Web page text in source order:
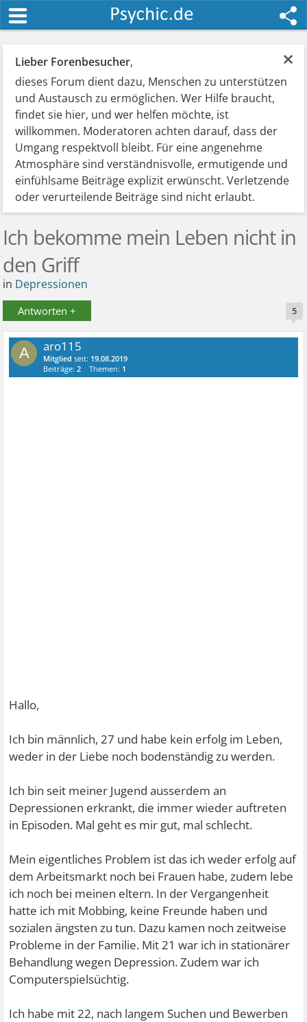
×
Lieber Forenbesucher,
dieses Forum dient dazu, Menschen zu unterstützen
und Austausch zu ermöglichen. Wer Hilfe braucht,
findet sie hier, und wer helfen möchte, ist
willkommen. Moderatoren achten darauf, dass der
Umgang respektvoll bleibt. Für eine angenehme
Atmosphäre sind verständnisvolle, ermutigende und
einfühlsame Beiträge explizit erwünscht. Verletzende
oder verurteilende Beiträge sind nicht erlaubt.
Ich bekomme mein Leben nicht in
den Griff
in Depressionen
Antworten + 5
A aro115
Mitglied seit: 19.08.2019
Beiträge:2 Themen: 1
Hallo,
Ich bin männlich, 27 und habe kein erfolg im Leben,
weder in der Liebe noch bodenständig zu werden.
Ich bin seit meiner Jugend ausserdem an
Depressionen erkrankt, die immer wieder auftreten
in Episoden. Mal geht es mir gut, mal schlecht.
Mein eigentliches Problem ist das ich weder erfolg auf
dem Arbeitsmarkt noch bei Frauen habe, zudem lebe
ich noch bei meinen eltern. In der Vergangenheit
hatte ich mit Mobbing, keine Freunde haben und
sozialen ängsten zu tun. Dazu kamen noch zeitweise
Probleme in der Familie. Mit 21 war ich in stationärer
Behandlung wegen Depression. Zudem war ich
Computerspielsüchtig.
Ich habe mit 22, nach langem Suchen und Bewerben